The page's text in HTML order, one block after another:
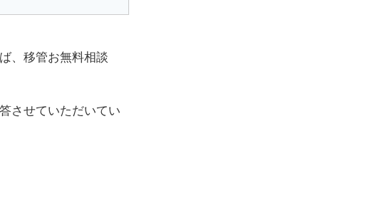
、移管お無料相談
させていただいてい